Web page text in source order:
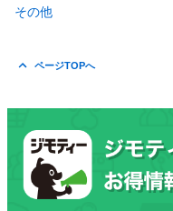
その他
ページTOPへ